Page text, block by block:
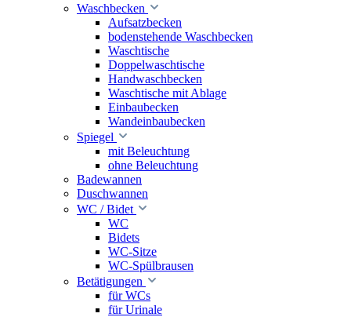
Waschbecken
Aufsatzbecken
bodenstehende Waschbecken
Waschtische
Doppelwaschtische
Handwaschbecken
Waschtische mit Ablage
Einbaubecken
Wandeinbaubecken
Spiegel
mit Beleuchtung
ohne Beleuchtung
Badewannen
Duschwannen
WC / Bidet
WC
Bidets
WC-Sitze
WC-Spülbrausen
Betätigungen
für WCs
für Urinale